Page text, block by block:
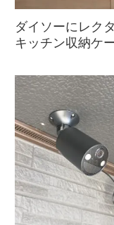
ダイソーにレク
キッチン収納ケ